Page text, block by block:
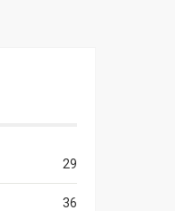
29
36